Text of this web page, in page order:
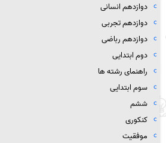
دوازدهم انسانی
دوازدهم تجربی
دوازدهم رباضی
دوم ابتدایی
راهنمای رشته ها
سوم ابتدایی
ششم
کنکوری
موفقیت